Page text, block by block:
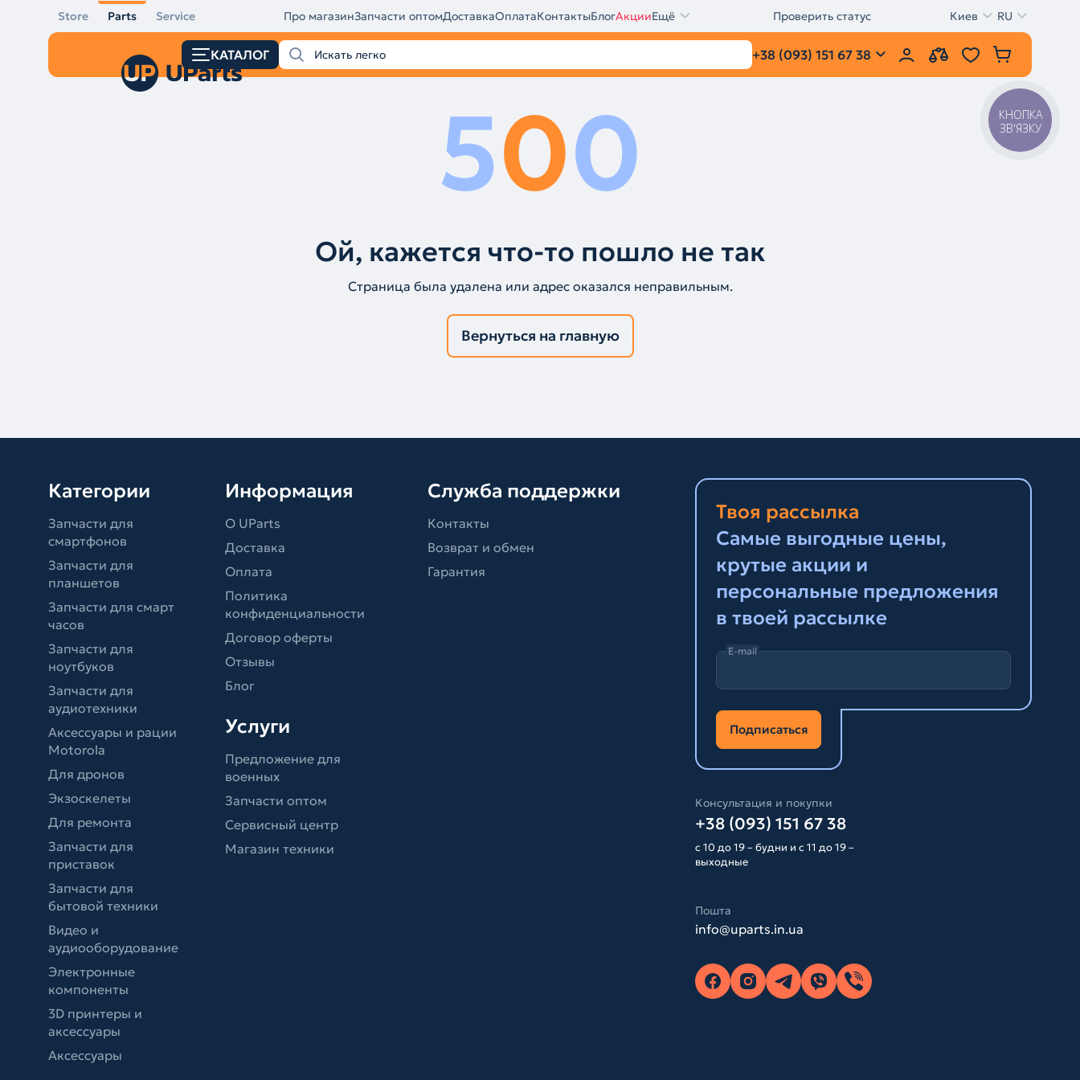
Store Parts Service Про магазинЗапчасти оптомДоставкаОплатаКонтактыБлогАкцииЕщё Проверить статус Киев RU
КАТАЛОГ +38 (093) 151 67 38
500
Ой, кажется что-то пошло не так
Страница была удалена или адрес оказался неправильным.
Вернуться на главную
Категории
Запчасти для
смартфонов
Запчасти для
планшетов
Запчасти для смарт
часов
Запчасти для
ноутбуков
Запчасти для
аудиотехники
Аксессуары и рации
Motorola
Для дронов
Экзоскелеты
Для ремонта
Запчасти для
приставок
Запчасти для
бытовой техники
Видео и
аудиооборудование
Электронные
компоненты
3D принтеры и
аксессуары
Аксессуары
Информация
О UParts
Доставка
Оплата
Политика
конфиденциальности
Договор оферты
Отзывы
Блог
Услуги
Предложение для
военных
Запчасти оптом
Сервисный центр
Магазин техники
Служба поддержки
Контакты
Возврат и обмен
Гарантия
Твоя рассылка
Самые выгодные цены,
крутые акции и
персональные предложения
в твоей рассылке
E-mail
Подписаться
Консультация и покупки
+38 (093) 151 67 38
с 10 до 19 – будни и с 11 до 19 –
выходные
Пошта
info@uparts.in.ua
КНОПКА
ЗВ'ЯЗКУ